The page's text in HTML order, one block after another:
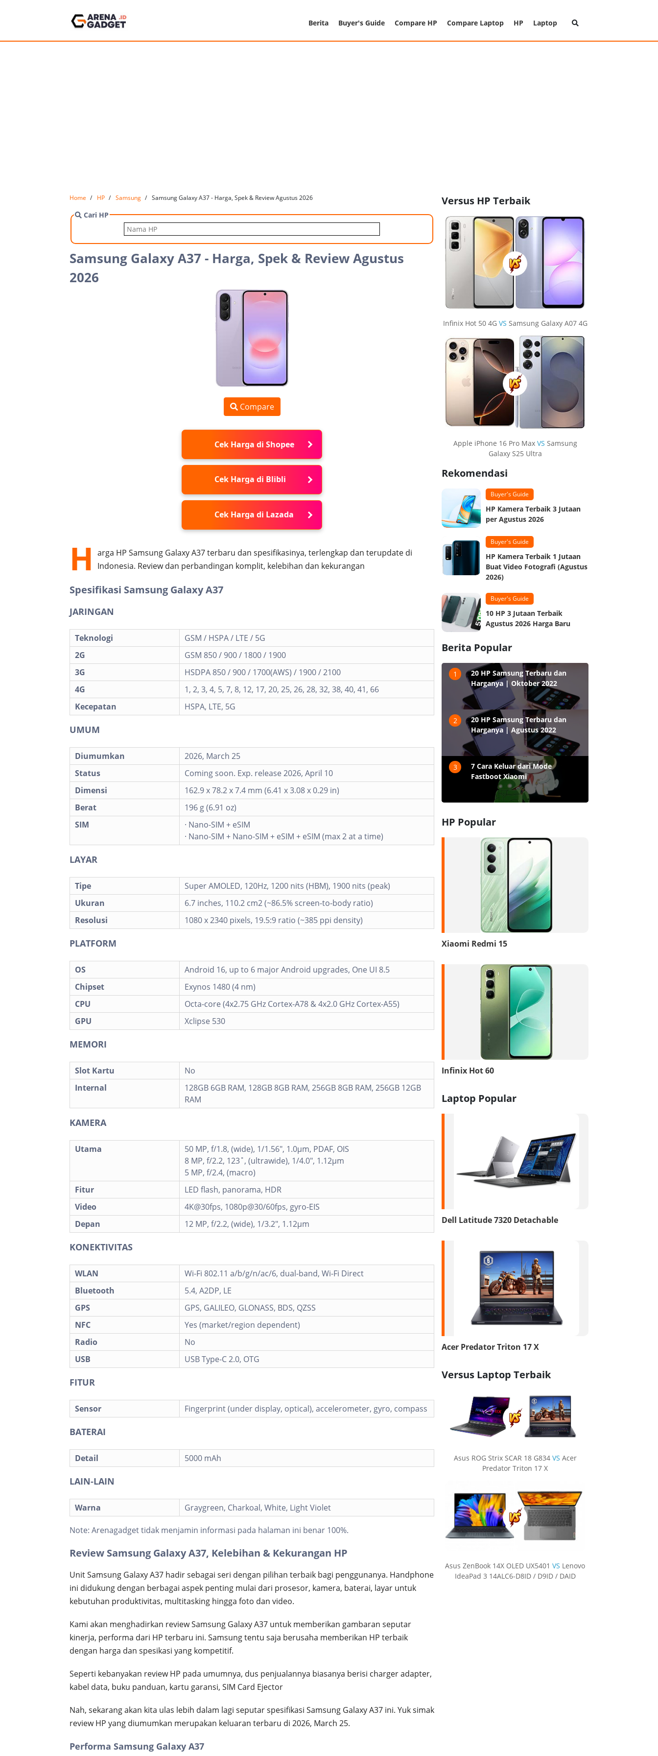
Berita Buyer's Guide Compare HP Compare Laptop HP Laptop
Home HP Samsung Samsung Galaxy A37 - Harga, Spek & Review Agustus 2026
Cari HP
Samsung Galaxy A37 - Harga, Spek & Review Agustus
2026
Compare
Cek Harga di Shopee
Cek Harga di Blibli
Cek Harga di Lazada
H arga HP Samsung Galaxy A37 terbaru dan spesifikasinya, terlengkap dan terupdate di
Indonesia. Review dan perbandingan komplit, kelebihan dan kekurangan
Spesifikasi Samsung Galaxy A37
JARINGAN
Teknologi
GSM / HSPA / LTE / 5G
2G
GSM 850 / 900 / 1800 / 1900
3G
HSDPA 850 / 900 / 1700(AWS) / 1900 / 2100
4G
1, 2, 3, 4, 5, 7, 8, 12, 17, 20, 25, 26, 28, 32, 38, 40, 41, 66
Kecepatan
HSPA, LTE, 5G
UMUM
Diumumkan
2026, March 25
Status
Coming soon. Exp. release 2026, April 10
Dimensi
162.9 x 78.2 x 7.4 mm (6.41 x 3.08 x 0.29 in)
Berat
196 g (6.91 oz)
SIM
· Nano-SIM + eSIM
· Nano-SIM + Nano-SIM + eSIM + eSIM (max 2 at a time)
LAYAR
Tipe
Super AMOLED, 120Hz, 1200 nits (HBM), 1900 nits (peak)
Ukuran
6.7 inches, 110.2 cm2 (~86.5% screen-to-body ratio)
Resolusi
1080 x 2340 pixels, 19.5:9 ratio (~385 ppi density)
PLATFORM
OS
Android 16, up to 6 major Android upgrades, One UI 8.5
Chipset
Exynos 1480 (4 nm)
CPU
Octa-core (4x2.75 GHz Cortex-A78 & 4x2.0 GHz Cortex-A55)
GPU
Xclipse 530
MEMORI
Slot Kartu
No
Internal
128GB 6GB RAM, 128GB 8GB RAM, 256GB 8GB RAM, 256GB 12GB
RAM
KAMERA
Utama
50 MP, f/1.8, (wide), 1/1.56", 1.0µm, PDAF, OIS
8 MP, f/2.2, 123˚, (ultrawide), 1/4.0", 1.12µm
5 MP, f/2.4, (macro)
Fitur
LED flash, panorama, HDR
Video
4K@30fps, 1080p@30/60fps, gyro-EIS
Depan
12 MP, f/2.2, (wide), 1/3.2", 1.12µm
KONEKTIVITAS
WLAN
Wi-Fi 802.11 a/b/g/n/ac/6, dual-band, Wi-Fi Direct
Bluetooth
5.4, A2DP, LE
GPS
GPS, GALILEO, GLONASS, BDS, QZSS
NFC
Yes (market/region dependent)
Radio
No
USB
USB Type-C 2.0, OTG
FITUR
Sensor Fingerprint (under display, optical), accelerometer, gyro, compass
BATERAI
Detail 5000 mAh
LAIN-LAIN
Warna Graygreen, Charkoal, White, Light Violet
Note: Arenagadget tidak menjamin informasi pada halaman ini benar 100%.
Review Samsung Galaxy A37, Kelebihan & Kekurangan HP
Unit Samsung Galaxy A37 hadir sebagai seri dengan pilihan terbaik bagi penggunanya. Handphone
ini didukung dengan berbagai aspek penting mulai dari prosesor, kamera, baterai, layar untuk
kebutuhan produktivitas, multitasking hingga foto dan video.
Kami akan menghadirkan review Samsung Galaxy A37 untuk memberikan gambaran seputar
kinerja, performa dari HP terbaru ini. Samsung tentu saja berusaha memberikan HP terbaik
dengan harga dan spesikasi yang kompetitif.
Seperti kebanyakan review HP pada umumnya, dus penjualannya biasanya berisi charger adapter,
kabel data, buku panduan, kartu garansi, SIM Card Ejector
Nah, sekarang akan kita ulas lebih dalam lagi seputar spesifikasi Samsung Galaxy A37 ini. Yuk simak
review HP yang diumumkan merupakan keluaran terbaru di 2026, March 25.
Performa Samsung Galaxy A37
Versus HP Terbaik
Infinix Hot 50 4G VS Samsung Galaxy A07 4G
Apple iPhone 16 Pro Max VS Samsung
Galaxy S25 Ultra
Rekomendasi
Buyer's Guide
HP Kamera Terbaik 3 Jutaan
per Agustus 2026
Buyer's Guide
HP Kamera Terbaik 1 Jutaan
Buat Video Fotografi (Agustus
2026)
Buyer's Guide
10 HP 3 Jutaan Terbaik
Agustus 2026 Harga Baru
Berita Popular
1
20 HP Samsung Terbaru dan
Harganya | Oktober 2022
2
20 HP Samsung Terbaru dan
Harganya | Agustus 2022
3
7 Cara Keluar dari Mode
Fastboot Xiaomi
HP Popular
Xiaomi Redmi 15
Infinix Hot 60
Laptop Popular
Dell Latitude 7320 Detachable
Acer Predator Triton 17 X
Versus Laptop Terbaik
Asus ROG Strix SCAR 18 G834 VS Acer
Predator Triton 17 X
Asus ZenBook 14X OLED UX5401 VS Lenovo
IdeaPad 3 14ALC6-D8ID / D9ID / DAID